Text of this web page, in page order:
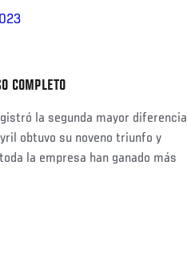
COMPLETO
la segunda mayor diferencia
obtuvo su noveno triunfo y
la empresa han ganado más